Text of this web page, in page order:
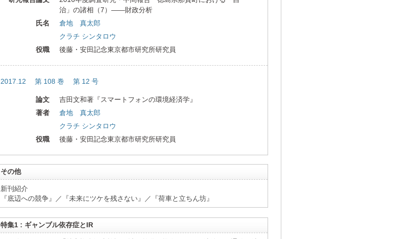
治」の諸相（7）――財政分析
氏名
倉地 真太郎
クラチ シンタロウ
役職
後藤・安田記念東京都市研究所研究員
2017.12 第 108 巻 第 12 号
論文
吉田文和著『スマートフォンの環境経済学』
著者
倉地 真太郎
クラチ シンタロウ
役職
後藤・安田記念東京都市研究所研究員
その他
新刊紹介
『底辺への競争』／『未来にツケを残さない』／『荷車と立ちん坊』
特集1 : ギャンブル依存症とIR